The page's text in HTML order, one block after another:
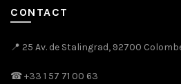
CONTACT
📍 25 Av. de Stalingrad, 92700
☎+33 1 57 71 00 63